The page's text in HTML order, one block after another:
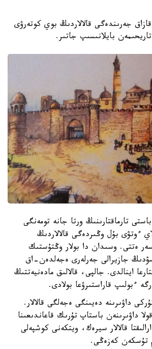
جەرىندەگى قالالاردىڭ بوي كوتەرۋى
بايلانىسىپ جاتىر.
تارماقتارىنىڭ ورتا جانە تومەنگى
ءوتۋى بۇل وڭىردەگى قالالاردىڭ
ەتتى. وسىدان دا بولار وڭتۇستىك
جازيرالى جەرلەرى ەجەلدەن-اق
اينالدى. جالپى، قالالىق مادەنيەتتىڭ
ءبولىپ قاراستىرۋعا بولادى.
داۋىرىنە دەيىنگى ەجەلگى قالالار.
داۋىرىنەن باستاپ تۇرىك قاعاندىعىنا
قالالار سيرەك، ويتكەنى كوشپەلى
تۇسكەن كەزەڭى.